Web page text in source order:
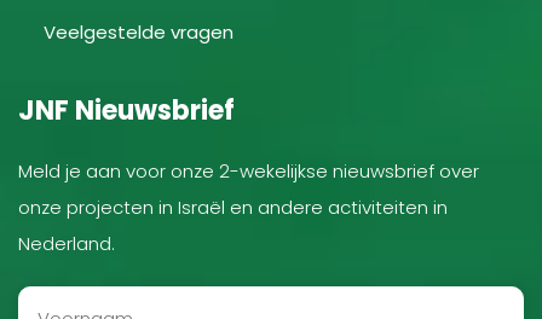
Veelgestelde vragen
JNF Nieuwsbrief
Meld je aan voor onze 2-wekelijkse nieuwsbrief over
onze projecten in Israël en andere activiteiten in
Nederland.